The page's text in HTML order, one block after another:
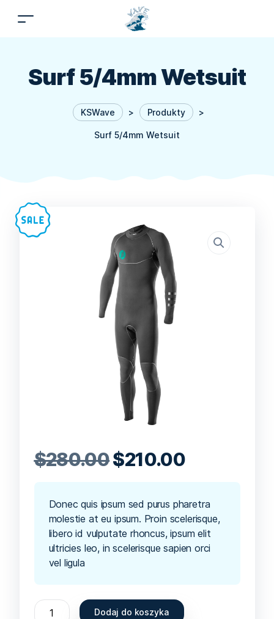
Surf 5/4mm Wetsuit
KSWave > Produkty >
Surf 5/4mm Wetsuit
$280.00$210.00
Donec quis ipsum sed purus pharetra
molestie at eu ipsum. Proin scelerisque,
libero id vulputate rhoncus, ipsum elit
ultricies leo, in scelerisque sapien orci
vel ligula
Dodaj do koszyka